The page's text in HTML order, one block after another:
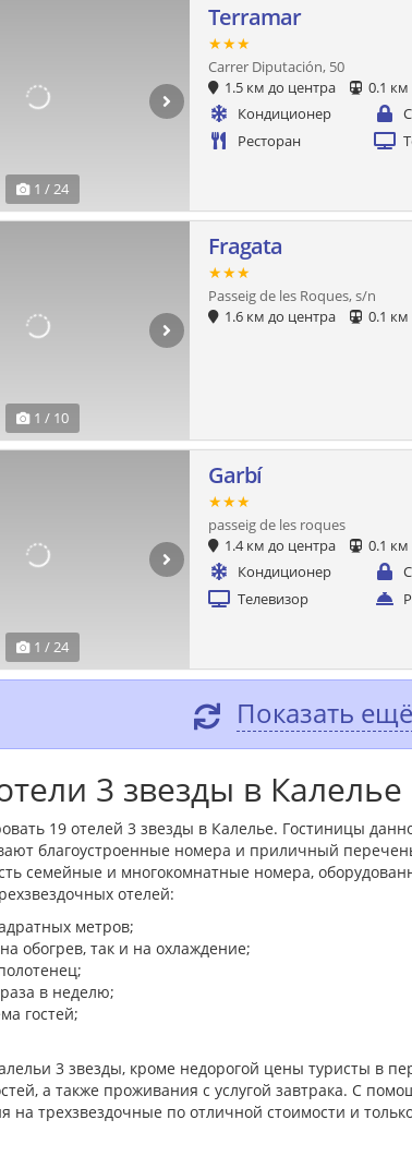
1 / 24
Terramar
★★★
Carrer Diputación, 50
1.5 км до центра
0.1 км
Кондиционер
Ресторан
1 / 10
Fragata
★★★
Passeig de les Roques, s/n
1.6 км до центра
0.1 км
1 / 24
Garbí
★★★
passeig de les roques
1.4 км до центра
0.1 км
Кондиционер
Телевизор
Показать
3 звезды в Калелье
19 отелей 3 звезды в Калелье. Гостиницы
благоустроенные номера и приличный
семейные и многокомнатные номера,
отелей:
метров;
обогрев, так и на охлаждение;
в неделю;
гостей;
3 звезды, кроме недорогой цены туристы в
а также проживания с услугой завтрака. С
на трехзвездочные по отличной стоимости и